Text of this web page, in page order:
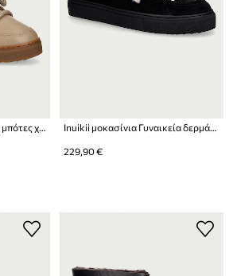
Inuikii Full Leather Wedge μπότες χιονιού Γυναικεία δερμάτινες Inuikii μοκασίνια Γυναικεία δερμάτινα Shearling Print
229,90 €